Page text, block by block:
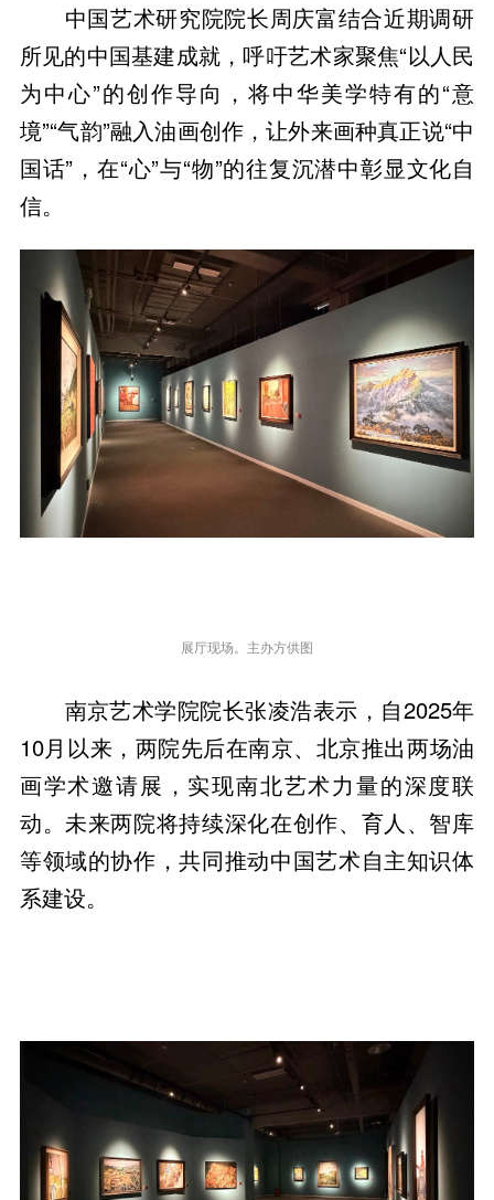
中国艺术研究院院长周庆富结合近期调研
所见的中国基建成就，呼吁艺术家聚焦“以人民
为中心”的创作导向，将中华美学特有的“意
境”“气韵”融入油画创作，让外来画种真正说“中
国话”，在“心”与“物”的往复沉潜中彰显文化自
信。
展厅现场。主办方供图
南京艺术学院院长张凌浩表示，自2025年
10月以来，两院先后在南京、北京推出两场油
画学术邀请展，实现南北艺术力量的深度联
动。未来两院将持续深化在创作、育人、智库
等领域的协作，共同推动中国艺术自主知识体
系建设。